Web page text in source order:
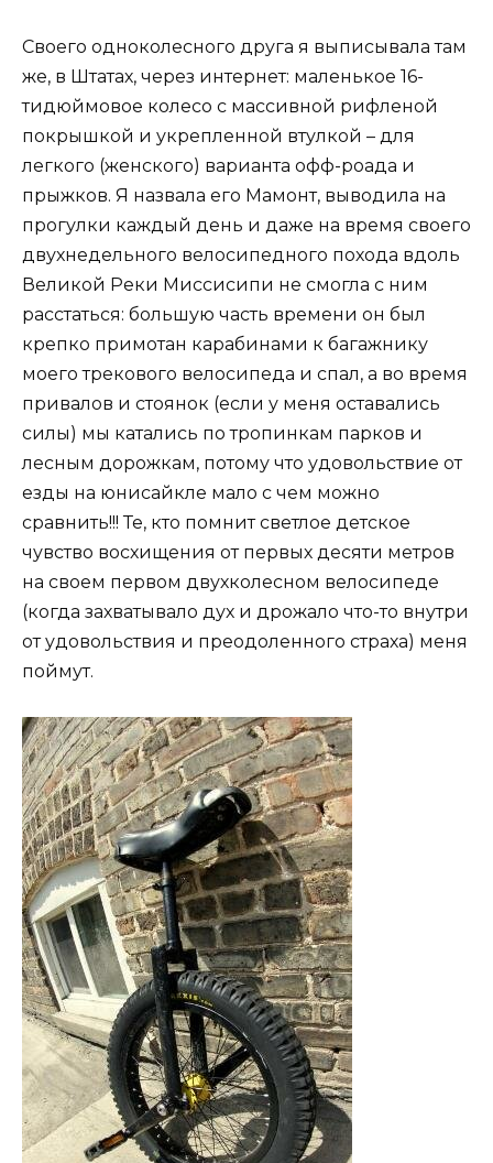
Своего одноколесного друга я выписывала там
же, в Штатах, через интернет: маленькое 16-
тидюймовое колесо с массивной рифленой
покрышкой и укрепленной втулкой – для
легкого (женского) варианта офф-роада и
прыжков. Я назвала его Мамонт, выводила на
прогулки каждый день и даже на время своего
двухнедельного велосипедного похода вдоль
Великой Реки Миссисипи не смогла с ним
расстаться: большую часть времени он был
крепко примотан карабинами к багажнику
моего трекового велосипеда и спал, а во время
привалов и стоянок (если у меня оставались
силы) мы катались по тропинкам парков и
лесным дорожкам, потому что удовольствие от
езды на юнисайкле мало с чем можно
сравнить!!! Те, кто помнит светлое детское
чувство восхищения от первых десяти метров
на своем первом двухколесном велосипеде
(когда захватывало дух и дрожало что-то внутри
от удовольствия и преодоленного страха) меня
поймут.